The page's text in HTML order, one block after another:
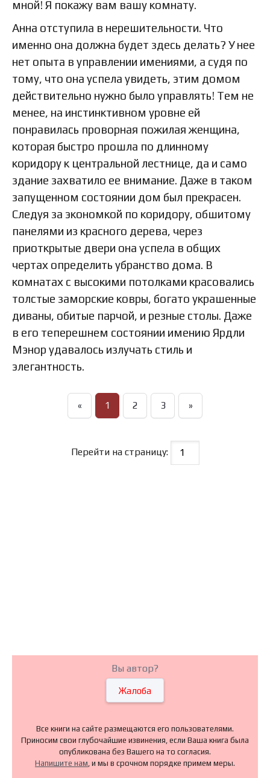
мной! Я покажу вам вашу комнату.
Анна отступила в нерешительности. Что
именно она должна будет здесь делать? У нее
нет опыта в управлении имениями, а судя по
тому, что она успела увидеть, этим домом
действительно нужно было управлять! Тем не
менее, на инстинктивном уровне ей
понравилась проворная пожилая женщина,
которая быстро прошла по длинному
коридору к центральной лестнице, да и само
здание захватило ее внимание. Даже в таком
запущенном состоянии дом был прекрасен.
Следуя за экономкой по коридору, обшитому
панелями из красного дерева, через
приоткрытые двери она успела в общих
чертах определить убранство дома. В
комнатах с высокими потолками красовались
толстые заморские ковры, богато украшенные
диваны, обитые парчой, и резные столы. Даже
в его теперешнем состоянии имению Ярдли
Мэнор удавалось излучать стиль и
элегантность.
« 1 2 3 »
Перейти на страницу:
Вы автор?
Жалоба
Все книги на сайте размещаются его пользователями.
Приносим свои глубочайшие извинения, если Ваша книга была
опубликована без Вашего на то согласия.
Напишите нам, и мы в срочном порядке примем меры.